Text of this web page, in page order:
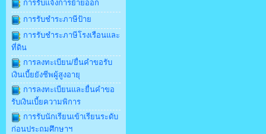
การรับแจ้งการย้ายออก
การรับชำระภาษีป้าย
การรับชำระภาษีโรงเรือนและ
ที่ดิน
การลงทะเบียน/ยื่นคำขอรับ
เงินเบี้ยยังชีพผู้สูงอายุ
การลงทะเบียนและยื่นคำขอ
รับเงินเบี้ยความพิการ
การรับนักเรียนเข้าเรียนระดับ
ก่อนประถมศึกษาฯ